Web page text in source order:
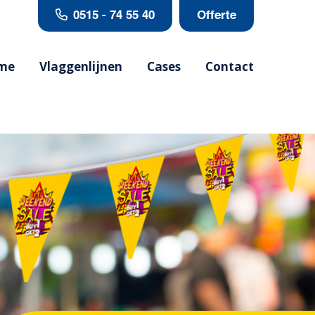
Vlaggenlijnen Cases Contact
0515 - 74 55 40 Offerte